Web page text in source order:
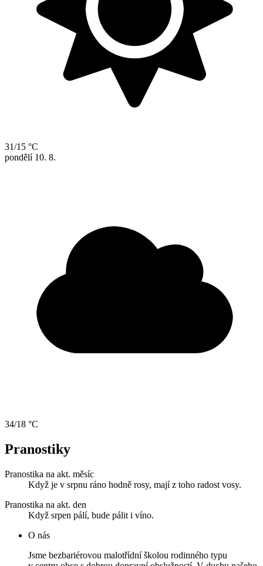
31/15 °C
pondělí 10. 8.
34/18 °C
Pranostiky
Pranostika na akt. měsíc
Když je v srpnu ráno hodně rosy, mají z toho radost vosy.
Pranostika na akt. den
Když srpen pálí, bude pálit i víno.
O nás
Jsme bezbariérovou malotřídní školou rodinného typu